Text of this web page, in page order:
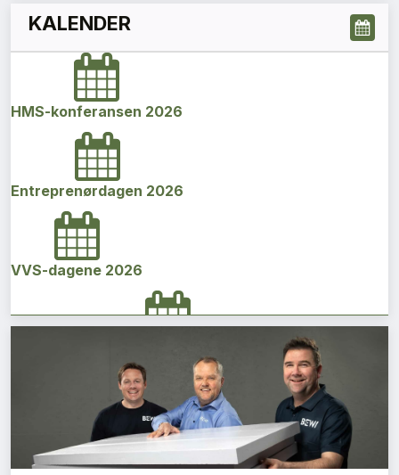
KALENDER
HMS-konferansen 2026
Entreprenørdagen 2026
VVS-dagene 2026
Norges bygg- og eiendomskonferanse 2026
Vi Bygger Vestland 2026